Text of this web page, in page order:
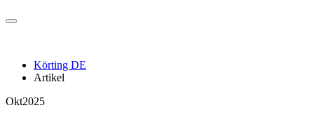
Körting DE
Artikel
Okt2025